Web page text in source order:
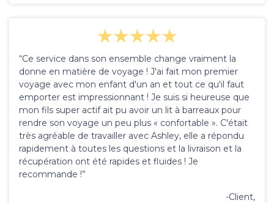
“Ce service dans son ensemble change vraiment la
donne en matière de voyage ! J'ai fait mon premier
voyage avec mon enfant d'un an et tout ce qu'il faut
emporter est impressionnant ! Je suis si heureuse que
mon fils super actif ait pu avoir un lit à barreaux pour
rendre son voyage un peu plus « confortable ». C'était
très agréable de travailler avec Ashley, elle a répondu
rapidement à toutes les questions et la livraison et la
récupération ont été rapides et fluides ! Je
recommande !”
-Client,